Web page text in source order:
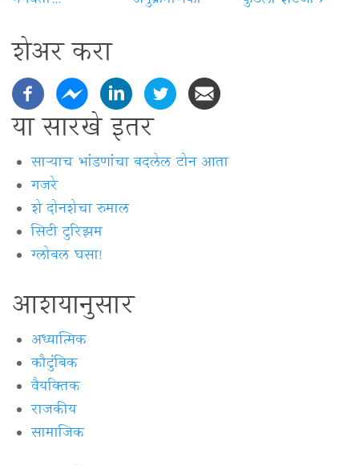
शेअर करा
या सारखे इतर
साऱ्याच भांडणांचा बदलेल टोन आता
गजरे
शे दोनशेचा रुमाल
सिटी टुरिझम
ग्लोबल घसा!
आशयानुसार
अध्यात्मिक
कौटुंबिक
वैयक्‍तिक
राजकीय
सामाजिक